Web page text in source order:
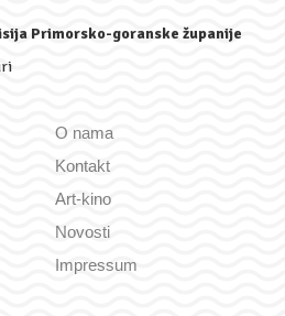
Primorsko-goranske županije
O nama
Kontakt
Art-kino
Novosti
Impressum